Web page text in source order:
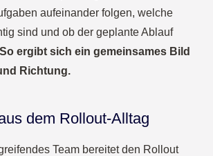
aufeinander folgen, welche
sind und ob der geplante Ablauf
So ergibt sich ein gemeinsames Bild
Richtung.
dem Rollout-Alltag
Team bereitet den Rollout